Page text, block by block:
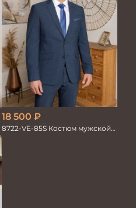
18 500 ₽
8722-VE-85S Костюм мужской